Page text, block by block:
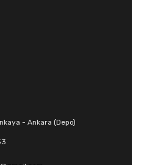
- Ankara (Depo)